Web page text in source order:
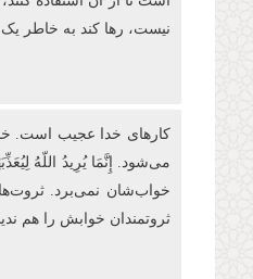
نیست، رها کند به خاطر
کارهای خدا عجیب است.
می‌شود. إِنَّمَا یُرِیدُ اللّهُ
خواب‌شان نمی‌برد.
ثروتمندان خوابش را هم